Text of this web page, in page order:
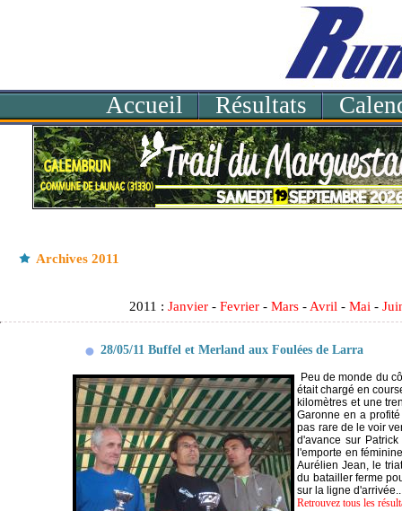
Accueil Résultats
Archives 2011
2011 : Janvier - Fevrier - Mars - Avril - Mai -
28/05/11 Buffel et Merland aux Foulées de Larra
Peu de monde du
était chargé en
kilomètres et une
Garonne en a
pas rare de le voir
d'avance sur
l'emporte en
Aurélien Jean, le
du batailler ferme
sur la ligne
Retrouvez tous les